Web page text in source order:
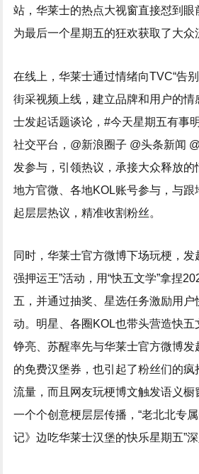
站，华莱士的热点大视窗直接怼到眼
为最后一个星期五的狂欢获取了大众
在线上，华莱士通过情绪向TVC“告别
街采视频上线，建立品牌和用户的
士发起话题谈论，#今天星期五有事
社交平台，@新浪圈子 @头条新闻
发参与，引领热议，承接大众释放
地方官微、各地KOL账号参与，与跟
起层层热议，精准收割粉丝。
同时，华莱士官方微博下场玩梗，发
强押运王”活动，用“快五文学”拿捏
五，并通过抽奖、星选任务激励用户
动。明星、各圈KOL也带头营造快五
铮亮、苏醒率先与华莱士官方微博
的免费汉堡券，也引起了粉丝们的疯
流量，而且网友玩梗博文触发语义
一个个创意梗层层传播，“老北北专
记》边吃华莱士汉堡的快乐星期五”深